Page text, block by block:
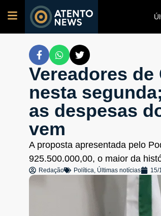
Vereadores
nesta
as despesas
vem
A proposta apresentada pelo
925.500.000,00, o maior da
Redação Política, Últimas notícias 15/